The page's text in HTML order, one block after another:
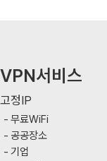
VPN서비스
고정IP
무료WiFi
공공장소
기업